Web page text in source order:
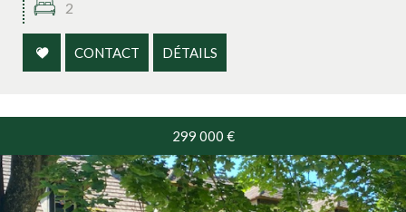
2
CONTACT DÉTAILS
299 000 €